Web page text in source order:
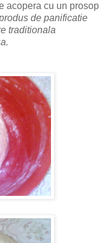
acopera cu un prosop
de panificatie
traditionala